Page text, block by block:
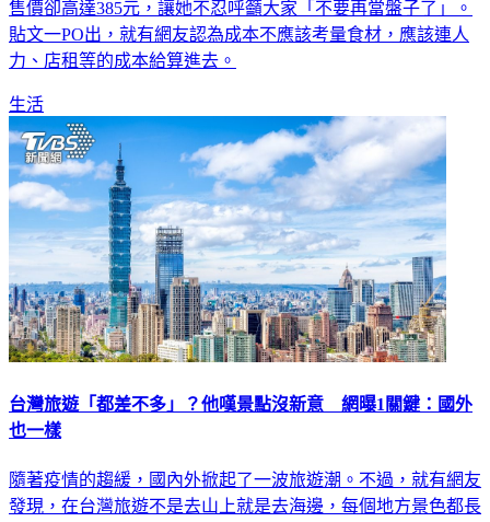
售價卻高達385元，讓她不忍呼籲大家「不要再當盤子了」。
貼文一PO出，就有網友認為成本不應該考量食材，應該連人
力、店租等的成本給算進去。
生活
台灣旅遊「都差不多」？他嘆景點沒新意 網曝1關鍵：國外
也一樣
隨著疫情的趨緩，國內外掀起了一波旅遊潮。不過，就有網友
發現，在台灣旅遊不是去山上就是去海邊，每個地方景色都長